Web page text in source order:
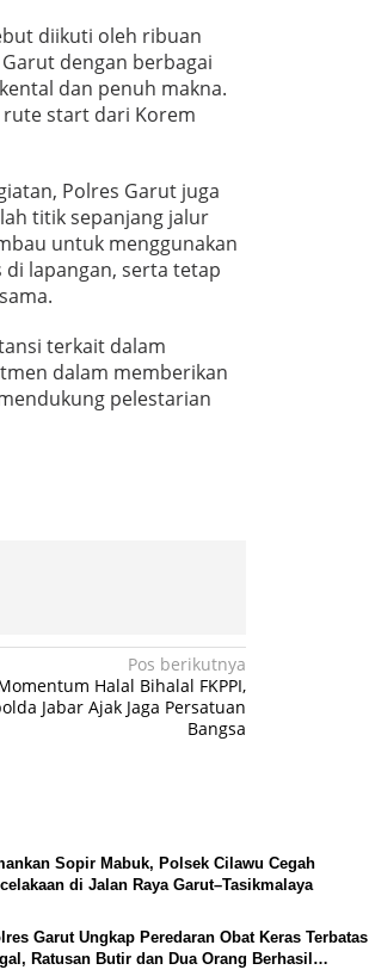
diikuti oleh ribuan
dengan berbagai
dan penuh makna.
rute start dari Korem
Polres Garut juga
titik sepanjang jalur
untuk menggunakan
lapangan, serta tetap
terkait dalam
dalam memberikan
pelestarian
Pos berikutnya
Halal Bihalal FKPPI,
Jabar Ajak Jaga Persatuan
Bangsa
Sopir Mabuk, Polsek Cilawu Cegah
di Jalan Raya Garut–Tasikmalaya
Garut Ungkap Peredaran Obat Keras Terbatas
Ratusan Butir dan Dua Orang Berhasil